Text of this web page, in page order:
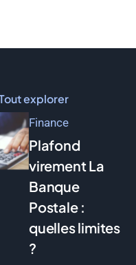
explorer
Finance
Plafond
virement La
Banque
Postale :
quelles limites
?